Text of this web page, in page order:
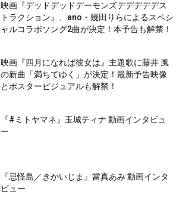
映画『デッドデッドデーモンズデデデデデス
トラクション』、ano・幾田りらによるスペシ
ャルコラボソング2曲が決定！本予告も解禁！
映画『四月になれば彼女は』主題歌に藤井 風
の新曲「満ちてゆく」が決定！最新予告映像
とポスタービジュアルも解禁！
『#ミトヤマネ』玉城ティナ 動画インタビュ
ー
『忌怪島／きかいじま』當真あみ 動画インタ
ビュー